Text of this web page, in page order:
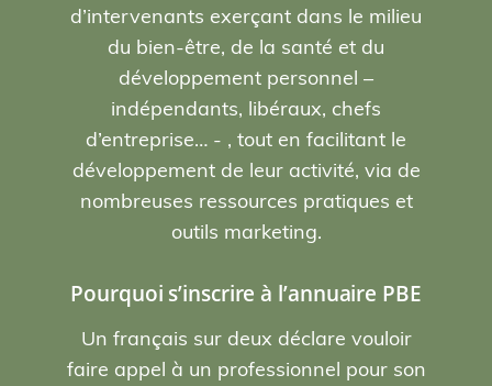
d’intervenants exerçant dans le milieu
du bien-être, de la santé et du
développement personnel –
indépendants, libéraux, chefs
d’entreprise… - , tout en facilitant le
développement de leur activité, via de
nombreuses ressources pratiques et
outils marketing.
Pourquoi s’inscrire à l’annuaire PBE
Un français sur deux déclare vouloir
faire appel à un professionnel pour son